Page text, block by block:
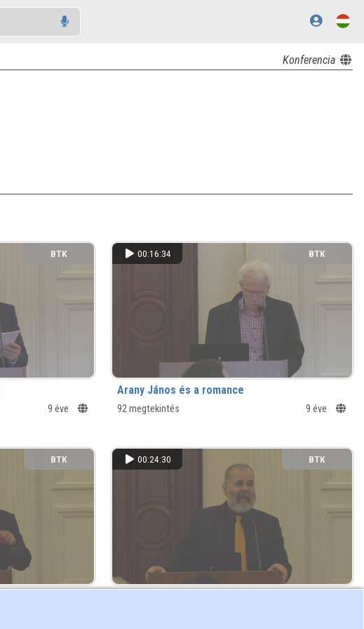
Konferencia
BTK
9 éve
00:16:34 BTK
Arany János és a romance
92 megtekintés 9 éve
BTK 00:24:30 BTK